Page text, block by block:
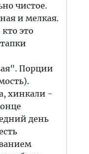
чистое.
и мелкая.
это
Порции
хинкали -
день